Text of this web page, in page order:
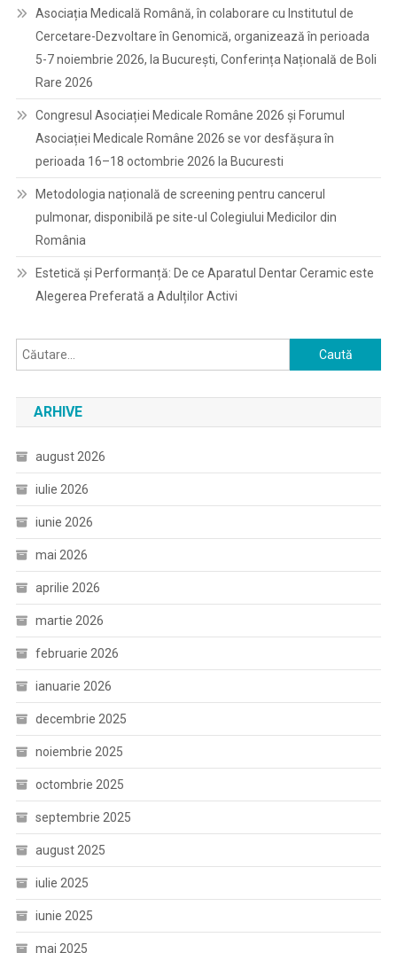
Asociația Medicală Română, în colaborare cu Institutul de
Cercetare-Dezvoltare în Genomică, organizează în perioada
5-7 noiembrie 2026, la București, Conferința Națională de Boli
Rare 2026
Congresul Asociației Medicale Române 2026 și Forumul
Asociației Medicale Române 2026 se vor desfășura în
perioada 16–18 octombrie 2026 la Bucuresti
Metodologia națională de screening pentru cancerul
pulmonar, disponibilă pe site-ul Colegiului Medicilor din
România
Estetică și Performanță: De ce Aparatul Dentar Ceramic este
Alegerea Preferată a Adulților Activi
Caută
după:
ARHIVE
august 2026
iulie 2026
iunie 2026
mai 2026
aprilie 2026
martie 2026
februarie 2026
ianuarie 2026
decembrie 2025
noiembrie 2025
octombrie 2025
septembrie 2025
august 2025
iulie 2025
iunie 2025
mai 2025